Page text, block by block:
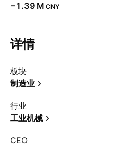
‪−1.39 M‬ CNY
详情
板块
制造业
行业
工业机械
CEO